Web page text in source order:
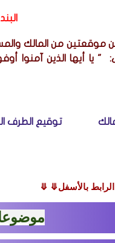
من المالك
" يا أيها الذين آمنوا
توقيع الطرف